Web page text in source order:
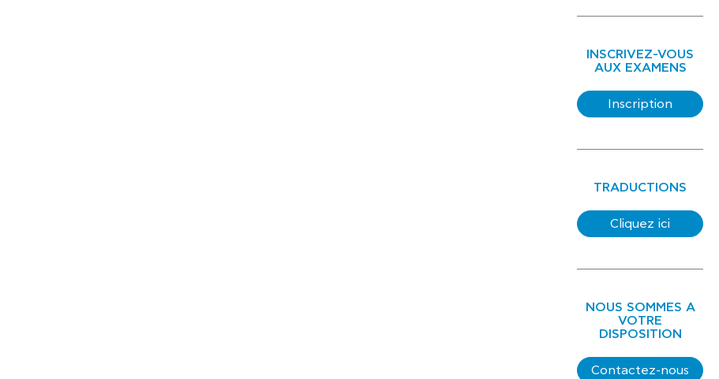
INSCRIVEZ-VOUS
AUX EXAMENS
Inscription
TRADUCTIONS
Cliquez ici
NOUS SOMMES A
VOTRE
DISPOSITION
Contactez-nous